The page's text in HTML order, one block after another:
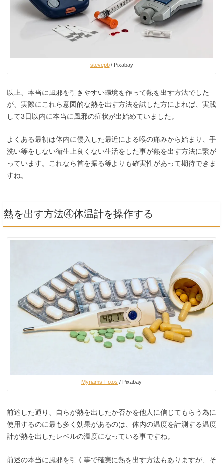
stevepb/ Pixabay
以上、本当に風邪を引きやすい環境を作って熱を出す方法でした
が、実際にこれら意図的な熱を出す方法を試した方によれば、実践
して3日以内に本当に風邪の症状が出始めていました。
よくある最初は体内に侵入した最近による喉の痛みから始まり、手
洗い等をしない衛生上良くない生活をした事が熱を出す方法に繋が
っています。これなら首を振る等よりも確実性があって期待できま
すね。
熱を出す方法④体温計を操作する
Myriams-Fotos / Pixabay
前述した通り、自らが熱を出したか否かを他人に信じてもらう為に
使用するのに最も多く効果があるのは、体内の温度を計測する温度
計が熱を出したレベルの温度になっている事ですね。
前述の本当に風邪を引く事で確実に熱を出す方法もありますが、そ